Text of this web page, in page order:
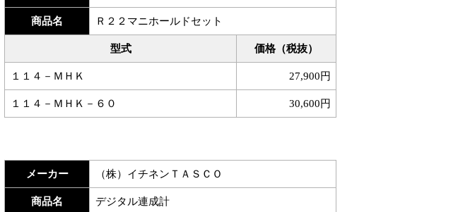
商品名 Ｒ２２マニホールドセット
型式 価格（税抜）
１１４－ＭＨＫ 27,900円
１１４－ＭＨＫ－６０ 30,600円
メーカー （株）イチネンＴＡＳＣＯ
商品名 デジタル連成計